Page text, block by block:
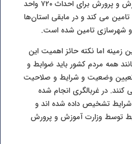
وی ادامه داد: وزارت آموزش و پرورش برای احداث ۷۲۰ واحد
می کند و در مابقی استان‌ها
و شهرسازی تامین شده است.
زمینه اما نکته حائز اهمیت این
همه مردم کشور باید ضوابط و
تعیین وضعیت و شرایط و صلاحیت
در غربالگری انجام شده
واجد شرایط تشخیص داده شده اند و
توسط وزارت آموزش و پرورش